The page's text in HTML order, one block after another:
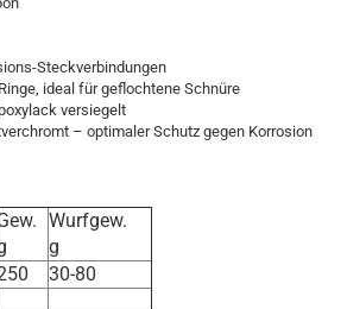
Steckverbindungen
ideal für geflochtene Schnüre
versiegelt
– optimaler Schutz gegen Korrosion
Wurfgew.
g
30-80